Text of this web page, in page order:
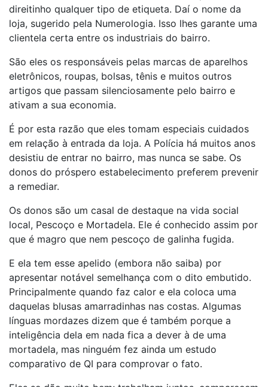
direitinho qualquer tipo de etiqueta. Daí o nome da
loja, sugerido pela Numerologia. Isso lhes garante uma
clientela certa entre os industriais do bairro.
São eles os responsáveis pelas marcas de aparelhos
eletrônicos, roupas, bolsas, tênis e muitos outros
artigos que passam silenciosamente pelo bairro e
ativam a sua economia.
É por esta razão que eles tomam especiais cuidados
em relação à entrada da loja. A Polícia há muitos anos
desistiu de entrar no bairro, mas nunca se sabe. Os
donos do próspero estabelecimento preferem prevenir
a remediar.
Os donos são um casal de destaque na vida social
local, Pescoço e Mortadela. Ele é conhecido assim por
que é magro que nem pescoço de galinha fugida.
E ela tem esse apelido (embora não saiba) por
apresentar notável semelhança com o dito embutido.
Principalmente quando faz calor e ela coloca uma
daquelas blusas amarradinhas nas costas. Algumas
línguas mordazes dizem que é também porque a
inteligência dela em nada fica a dever à de uma
mortadela, mas ninguém fez ainda um estudo
comparativo de QI para comprovar o fato.